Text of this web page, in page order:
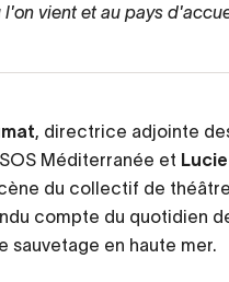
vient et au pays
, directrice adjointe
Méditerranée et
du collectif de théâtre
compte du quotidien
sauvetage en haute mer.